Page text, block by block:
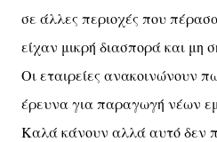
σε άλλες περιοχές που
είχαν μικρή διασπορά και μη
Οι εταιρείες ανακοινώνουν
έρευνα για παραγωγή νέων
Καλά κάνουν αλλά αυτό δεν